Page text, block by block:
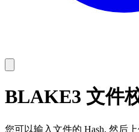
BLAKE3 文件
您可以输入文件的 Hash, 然后